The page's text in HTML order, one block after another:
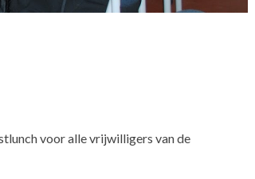
voor alle vrijwilligers van de